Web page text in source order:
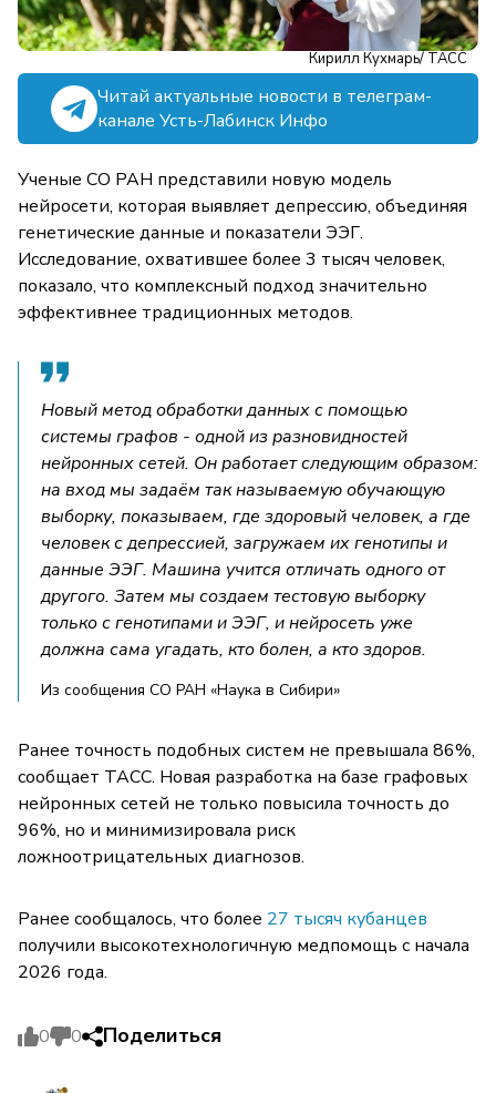
Кирилл Кухмарь/ ТАСС
Читай актуальные новости в телеграм-
канале Усть-Лабинск Инфо
Ученые СО РАН представили новую модель
нейросети, которая выявляет депрессию, объединяя
генетические данные и показатели ЭЭГ.
Исследование, охватившее более 3 тысяч человек,
показало, что комплексный подход значительно
эффективнее традиционных методов.
Новый метод обработки данных с помощью
системы графов - одной из разновидностей
нейронных сетей. Он работает следующим образом:
на вход мы задаём так называемую обучающую
выборку, показываем, где здоровый человек, а где
человек с депрессией, загружаем их генотипы и
данные ЭЭГ. Машина учится отличать одного от
другого. Затем мы создаем тестовую выборку
только с генотипами и ЭЭГ, и нейросеть уже
должна сама угадать, кто болен, а кто здоров.
Из сообщения СО РАН «Наука в Сибири»
Ранее точность подобных систем не превышала 86%,
сообщает ТАСС. Новая разработка на базе графовых
нейронных сетей не только повысила точность до
96%, но и минимизировала риск
ложноотрицательных диагнозов.
Ранее сообщалось, что более 27 тысяч кубанцев
получили высокотехнологичную медпомощь с начала
2026 года.
0 0 Поделиться